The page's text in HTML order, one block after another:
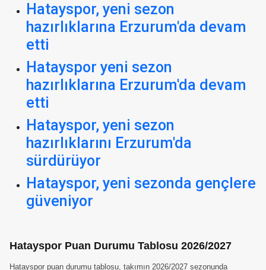
Hatayspor, yeni sezon
hazırlıklarına Erzurum'da devam
etti
Hatayspor yeni sezon
hazırlıklarına Erzurum'da devam
etti
Hatayspor, yeni sezon
hazırlıklarını Erzurum'da
sürdürüyor
Hatayspor, yeni sezonda gençlere
güveniyor
Hatayspor Puan Durumu Tablosu 2026/2027
Hatayspor puan durumu tablosu, takımın 2026/2027 sezonunda